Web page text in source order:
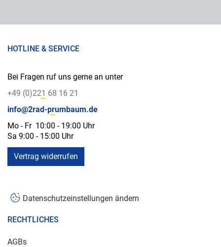
HOTLINE & SERVICE
Bei Fragen ruf uns gerne an unter
+49 (0)221 68 16 21
info@2rad-prumbaum.de
Mo - Fr 10:00 - 19:00 Uhr
Sa 9:00 - 15:00 Uhr
Vertrag widerrufen
Datenschutzeinstellungen ändern
RECHTLICHES
AGBs